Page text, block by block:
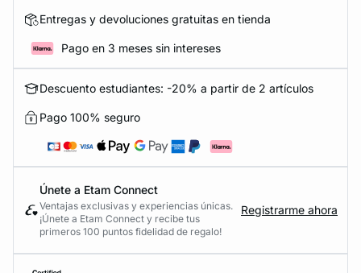
Entregas y devoluciones gratuitas en tienda
Pago en 3 meses sin intereses
Descuento estudiantes: -20% a partir de 2 artículos
Pago 100% seguro
Únete a Etam Connect
Ventajas exclusivas y experiencias únicas.
¡Únete a Etam Connect y recibe tus
primeros 100 puntos fidelidad de regalo!
Registrarme ahora